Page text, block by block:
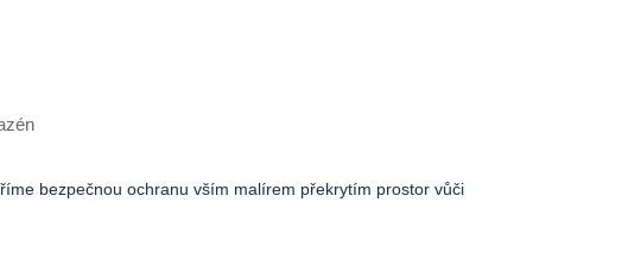
bezpečnou ochranu vším malírem překrytím prostor vůči